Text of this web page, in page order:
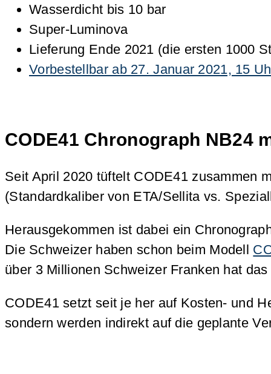
Wasserdicht bis 10 bar
Super-Luminova
Lieferung Ende 2021 (die ersten 1000
Vorbestellbar ab 27. Januar 2021, 15
CODE41 Chronograph NB24
Seit April 2020 tüftelt CODE41 zusammen
(Standardkaliber von ETA/Sellita vs.
Herausgekommen ist dabei ein
Die Schweizer haben schon beim Modell
über 3 Millionen Schweizer Franken hat
CODE41 setzt seit je her auf Kosten- und
sondern werden indirekt auf die geplante